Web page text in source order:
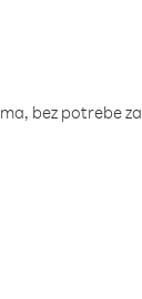
bez potrebe za